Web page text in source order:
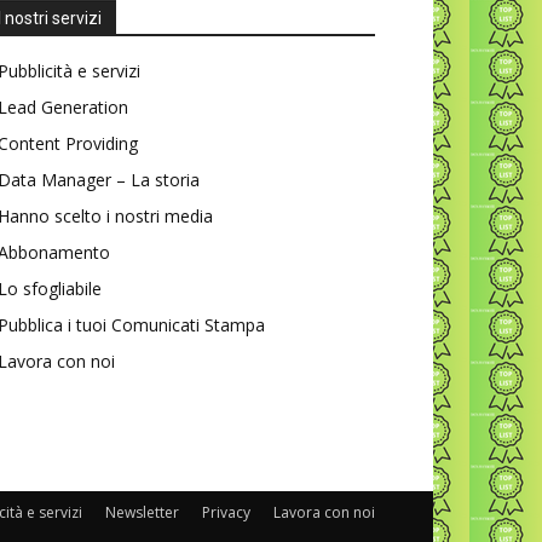
I nostri servizi
Pubblicità e servizi
Lead Generation
Providing
Data Manager – La storia
Hanno scelto i nostri media
Lo sfogliabile
Pubblica i tuoi Comunicati Stampa
Lavora con noi
e servizi Newsletter Privacy Lavora con noi